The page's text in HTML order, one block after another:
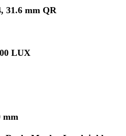
31.6 mm QR
LUX
mm